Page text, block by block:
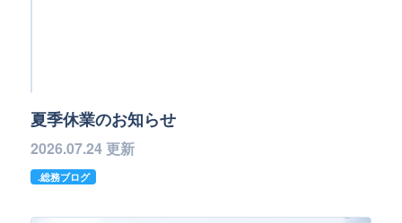
夏季休業のお知らせ
2026.07.24 更新
.総務ブログ